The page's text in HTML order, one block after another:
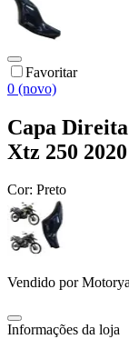
Favoritar
0 (novo)
Capa
Xtz 250
Cor: Preto
Vendido por
Informações da loja